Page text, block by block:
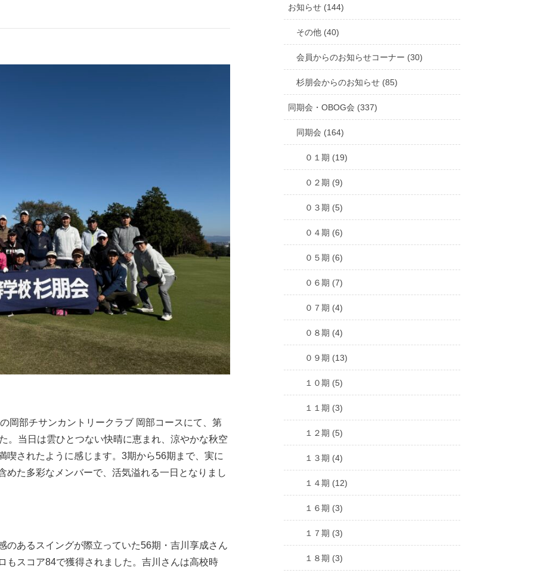
岡部チサンカントリークラブ 岡部コースにて、第
。当日は雲ひとつない快晴に恵まれ、涼やかな秋空
喫されたように感じます。3期から56期まで、実に
めた多彩なメンバーで、活気溢れる一日となりまし
あるスイングが際立っていた56期・吉川享成さん
もスコア84で獲得されました。吉川さんは高校時
お知らせ (144)
その他 (40)
会員からのお知らせコーナー (30)
杉朋会からのお知らせ (85)
同期会・OBOG会 (337)
同期会 (164)
０１期 (19)
０２期 (9)
０３期 (5)
０４期 (6)
０５期 (6)
０６期 (7)
０７期 (4)
０８期 (4)
０９期 (13)
１０期 (5)
１１期 (3)
１２期 (5)
１３期 (4)
１４期 (12)
１６期 (3)
１７期 (3)
１８期 (3)